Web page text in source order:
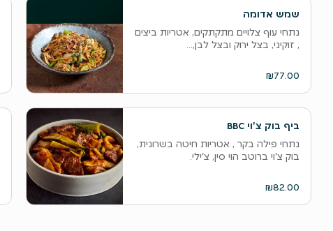
שמש אדומה
נתחי עוף צלויים מתקתקים, אטריות ביצים
, זוקיני, בצל ירוק ובצל לבן,...
₪77.00
ביף בוק צ'וי BBC
נתחי פילה בקר , אטריות חיטה בשרונית,
בוק צ'וי ברוטב הוי סין, צ'ילי.
₪82.00